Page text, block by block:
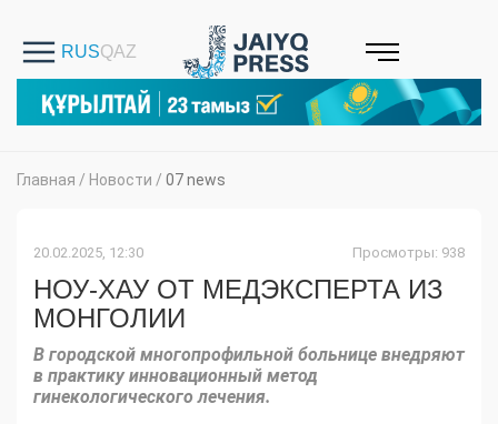
Главная / Новости / 07 news
20.02.2025, 12:30 Просмотры: 938
НОУ-ХАУ ОТ МЕДЭКСПЕРТА ИЗ
МОНГОЛИИ
В городской многопрофильной больнице внедряют
в практику инновационный метод
гинекологического лечения.